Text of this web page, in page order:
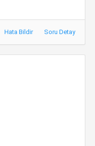
Hata Bildir Soru Detay